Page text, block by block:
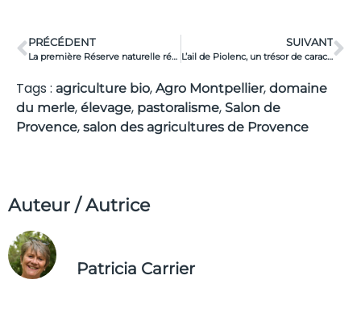
PRÉCÉDENT
La première Réserve naturelle régionale du Vaucluse est née !
SUIVANT
L’ail de Piolenc, un trésor de caractère
Tags : agriculture bio, Agro Montpellier, domaine
du merle, élevage, pastoralisme, Salon de
Provence, salon des agricultures de Provence
Auteur / Autrice
Patricia Carrier